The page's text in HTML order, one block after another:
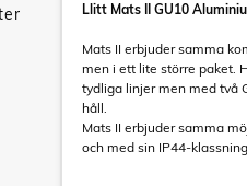
Llitt Mats II GU10
Mats II erbjuder samma
men i ett lite större paket.
tydliga linjer men med två
håll.
Mats II erbjuder samma
och med sin IP44-